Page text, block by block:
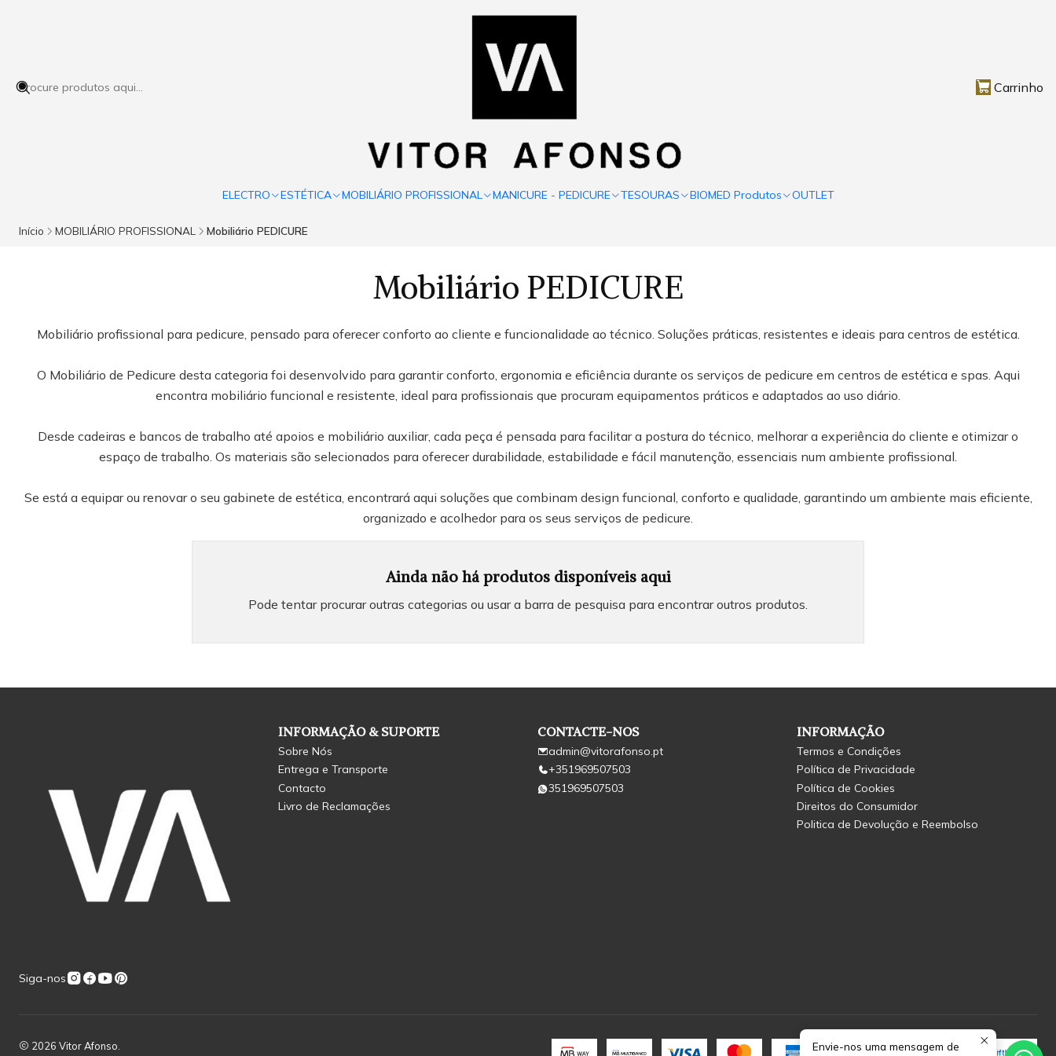
Carrinho
ELECTRO ESTÉTICA MOBILIÁRIO PROFISSIONAL MANICURE - PEDICURE TESOURAS BIOMED Produtos OUTLET
Início MOBILIÁRIO PROFISSIONAL Mobiliário PEDICURE
Mobiliário PEDICURE
Mobiliário profissional para pedicure, pensado para oferecer conforto ao cliente e funcionalidade ao técnico. Soluções práticas, resistentes e ideais para centros de estética.
O Mobiliário de Pedicure desta categoria foi desenvolvido para garantir conforto, ergonomia e eficiência durante os serviços de pedicure em centros de estética e spas. Aqui
encontra mobiliário funcional e resistente, ideal para profissionais que procuram equipamentos práticos e adaptados ao uso diário.
Desde cadeiras e bancos de trabalho até apoios e mobiliário auxiliar, cada peça é pensada para facilitar a postura do técnico, melhorar a experiência do cliente e otimizar o
espaço de trabalho. Os materiais são selecionados para oferecer durabilidade, estabilidade e fácil manutenção, essenciais num ambiente profissional.
Se está a equipar ou renovar o seu gabinete de estética, encontrará aqui soluções que combinam design funcional, conforto e qualidade, garantindo um ambiente mais eficiente,
organizado e acolhedor para os seus serviços de pedicure.
Ainda não há produtos disponíveis aqui
Pode tentar procurar outras categorias ou usar a barra de pesquisa para encontrar outros produtos.
Siga-nos
INFORMAÇÃO & SUPORTE
Sobre Nós
Entrega e Transporte
Contacto
Livro de Reclamações
CONTACTE-NOS
admin@vitorafonso.pt
+351969507503
351969507503
INFORMAÇÃO
Termos e Condições
Política de Privacidade
Política de Cookies
Direitos do Consumidor
Politica de Devolução e Reembolso
2026 Vitor Afonso.
Envie-nos uma mensagem de